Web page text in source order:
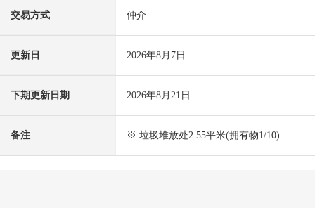
交易方式 仲介
更新日 2026年8月7日
下期更新日期 2026年8月21日
备注 ※ 垃圾堆放处2.55平米(拥有物1/10)